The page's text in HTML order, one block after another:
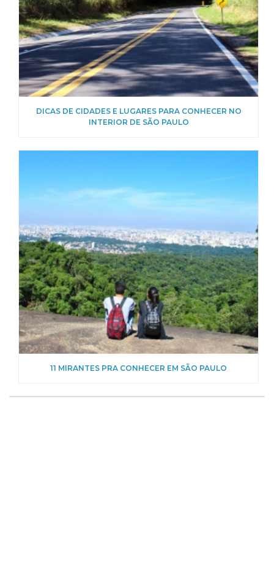
DICAS DE CIDADES E LUGARES PARA CONHECER NO
INTERIOR DE SÃO PAULO
11 MIRANTES PRA CONHECER EM SÃO PAULO